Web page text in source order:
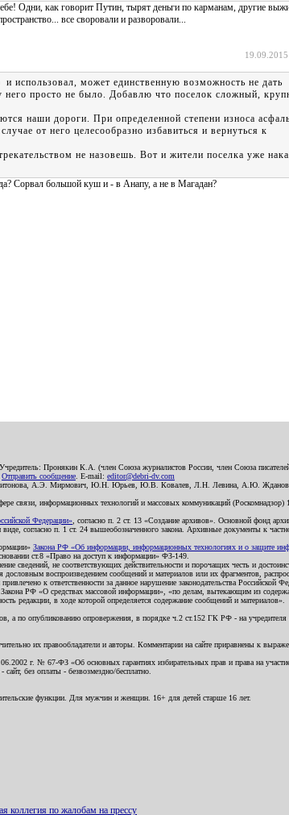
Одни, как говорит Путин, тырят деньги по карманам, другие
все своровали и разворовали...
использовал, может единственную возможность не дать
просто не было. Добавлю что поселок сложный,
наши дороги. При определенной степени износа
от него целесообразно избавиться и вернуться к
не назовешь. Вот и жители поселка уже
Сорвал большой куш и - в Анапу, а не в Магадан?
Пронякин К.А. (член Союза журналистов России, член Союза
Отправить сообщение . E-mail: editor@debri-dv.com
Харитонова, А.Э. Мирмович, Ю.Н. Юрьев, Ю.В. Ковалев, Л.Н. Левина, А.Ю.
связи, информационных технологий и массовых коммуникаций (Роскомнадзор)
Федерации» , согласно п. 2 ст. 13 «Создание архивов». Основной фонд
согласно п. 1 ст. 24 вышеобозначенного закона. Архивные документы к
Закона РФ «Об информации, информационных технологиях и о защите
ст.8 «Право на доступ к информации» ФЗ-149.
сведений, не соответствующих действительности и порочащих честь и
воспроизведением сообщений и материалов или их фрагментов,
к ответственности за данное нарушение законодательства Российской
РФ «О средствах массовой информации», «по делам, вытекающим из
редакции, в ходе которой определяется содержание сообщений и материалов».
по опубликованию опровержения, в порядке ч.2 ст.152 ГК РФ - на учредителя
их правообладатели и авторы. Комментарии на сайте приравнены к
г. № 67-ФЗ «Об основных гарантиях избирательных прав и права на
без оплаты - безвозмездно/бесплатно.
функции. Для мужчин и женщин. 16+ для детей старше 16 лет.